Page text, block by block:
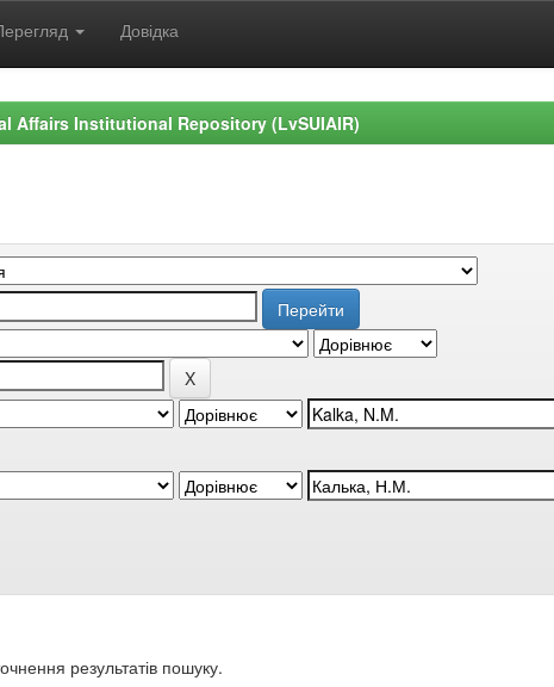
Довідка
Affairs Institutional Repository (LvSUIAIR)
результатів пошуку.